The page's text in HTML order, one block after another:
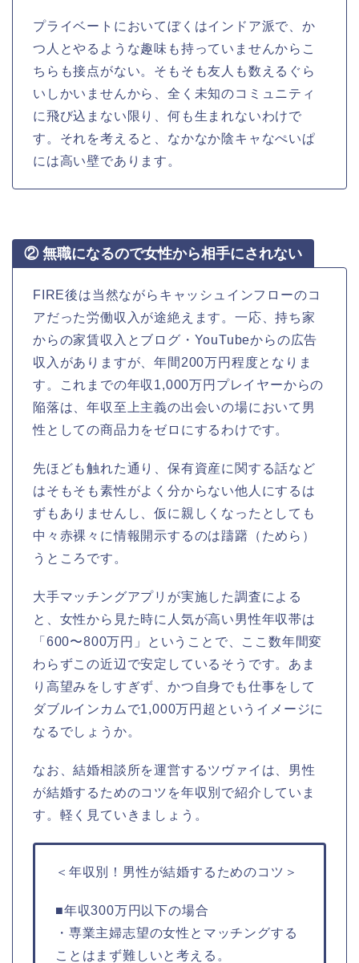
プライベートにおいてぼくはインドア派で、か
つ人とやるような趣味も持っていませんからこ
ちらも接点がない。そもそも友人も数えるぐら
いしかいませんから、全く未知のコミュニティ
に飛び込まない限り、何も生まれないわけで
す。それを考えると、なかなか陰キャなぺいぱ
には高い壁であります。
② 無職になるので女性から相手にされない
FIRE後は当然ながらキャッシュインフローのコ
アだった労働収入が途絶えます。一応、持ち家
からの家賃収入とブログ・YouTubeからの広告
収入がありますが、年間200万円程度となりま
す。これまでの年収1,000万円プレイヤーからの
陥落は、年収至上主義の出会いの場において男
性としての商品力をゼロにするわけです。
先ほども触れた通り、保有資産に関する話など
はそもそも素性がよく分からない他人にするは
ずもありませんし、仮に親しくなったとしても
中々赤裸々に情報開示するのは躊躇（ためら）
うところです。
大手マッチングアプリが実施した調査による
と、女性から見た時に人気が高い男性年収帯は
「600〜800万円」ということで、ここ数年間変
わらずこの近辺で安定しているそうです。あま
り高望みをしすぎず、かつ自身でも仕事をして
ダブルインカムで1,000万円超というイメージに
なるでしょうか。
なお、結婚相談所を運営するツヴァイは、男性
が結婚するためのコツを年収別で紹介していま
す。軽く見ていきましょう。
＜年収別！男性が結婚するためのコツ＞
■年収300万円以下の場合
・専業主婦志望の女性とマッチングする
ことはまず難しいと考える。